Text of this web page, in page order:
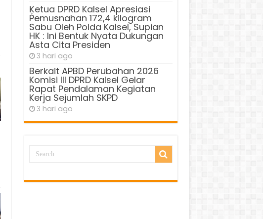
Ķetua DPRD Kalsel Apresiasi
Pemusnahan 172,4 kilogram
Sabu Oleh Polda Kalsel, Supian
HK : Ini Bentuk Nyata Dukungan
Asta Cita Presiden
3 hari ago
Berkait APBD Perubahan 2026
Komisi III DPRD Kalsel Gelar
Rapat Pendalaman Kegiatan
Kerja Sejumlah SKPD
3 hari ago